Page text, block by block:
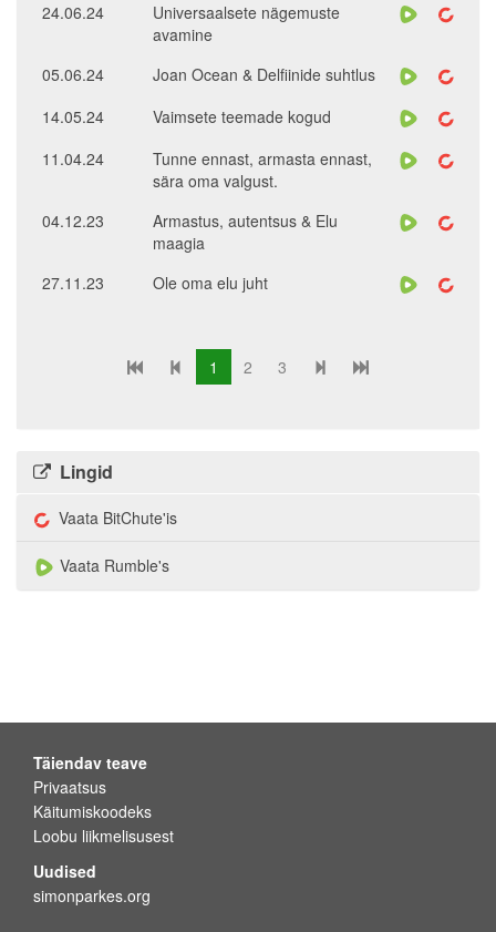
24.06.24
Universaalsete nägemuste
avamine
05.06.24
Joan Ocean & Delfiinide suhtlus
14.05.24
Vaimsete teemade kogud
11.04.24
Tunne ennast, armasta ennast,
sära oma valgust.
04.12.23
Armastus, autentsus & Elu
maagia
27.11.23
Ole oma elu juht
1 2 3
Lingid
Vaata BitChute'is
Vaata Rumble's
Täiendav teave
Privaatsus
Käitumiskoodeks
Loobu liikmelisusest
Uudised
simonparkes.org